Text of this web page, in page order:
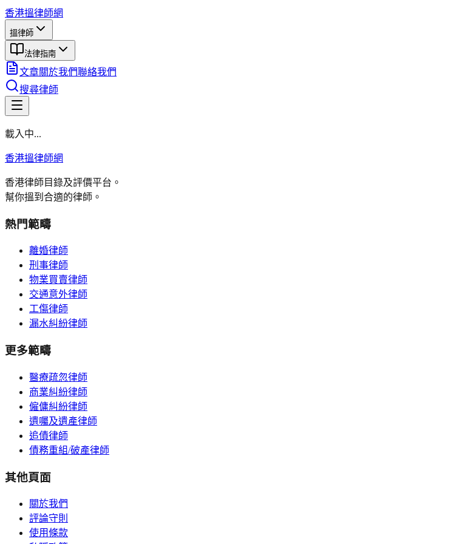
香港搵律師網
搵律師
法律指南
文章關於我們聯絡我們
搜尋律師
載入中...
香港搵律師網
香港律師目錄及評價平台。
幫你搵到合適的律師。
熱門範疇
離婚律師
刑事律師
物業買賣律師
交通意外律師
工傷律師
漏水糾紛律師
更多範疇
醫療疏忽律師
商業糾紛律師
僱傭糾紛律師
遺囑及遺產律師
追債律師
債務重組/破產律師
其他頁面
關於我們
評論守則
使用條款